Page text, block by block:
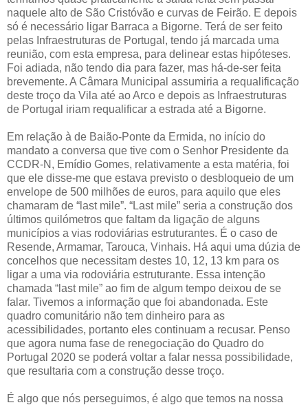
naquele alto de São Cristóvão e curvas de Feirão. E depois
só é necessário ligar Barraca a Bigorne. Terá de ser feito
pelas Infraestruturas de Portugal, tendo já marcada uma
reunião, com esta empresa, para delinear estas hipóteses.
Foi adiada, não tendo dia para fazer, mas há-de-ser feita
brevemente. A Câmara Municipal assumiria a requalificação
deste troço da Vila até ao Arco e depois as Infraestruturas
de Portugal iriam requalificar a estrada até a Bigorne.
Em relação à de Baião-Ponte da Ermida, no início do
mandato a conversa que tive com o Senhor Presidente da
CCDR-N, Emídio Gomes, relativamente a esta matéria, foi
que ele disse-me que estava previsto o desbloqueio de um
envelope de 500 milhões de euros, para aquilo que eles
chamaram de “last mile”. “Last mile” seria a construção dos
últimos quilómetros que faltam da ligação de alguns
municípios a vias rodoviárias estruturantes. É o caso de
Resende, Armamar, Tarouca, Vinhais. Há aqui uma dúzia de
concelhos que necessitam destes 10, 12, 13 km para os
ligar a uma via rodoviária estruturante. Essa intenção
chamada “last mile” ao fim de algum tempo deixou de se
falar. Tivemos a informação que foi abandonada. Este
quadro comunitário não tem dinheiro para as
acessibilidades, portanto eles continuam a recusar. Penso
que agora numa fase de renegociação do Quadro do
Portugal 2020 se poderá voltar a falar nessa possibilidade,
que resultaria com a construção desse troço.
É algo que nós perseguimos, é algo que temos na nossa